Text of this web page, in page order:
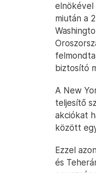
elnökével
miután a
biztosító
A New
teljesítő
akciókat
között
Ezzel
és